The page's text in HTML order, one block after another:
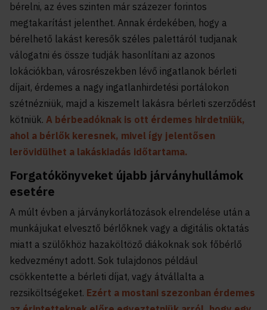
bérelni, az éves szinten már százezer forintos
megtakarítást jelenthet. Annak érdekében, hogy a
bérelhető lakást keresők széles palettáról tudjanak
válogatni és össze tudják hasonlítani az azonos
lokációkban, városrészekben lévő ingatlanok bérleti
díjait, érdemes a nagy ingatlanhirdetési portálokon
szétnézniük, majd a kiszemelt lakásra bérleti szerződést
kötniük. A bérbeadóknak is ott érdemes hirdetniük,
ahol a bérlők keresnek, mivel így jelentősen
lerövidülhet a lakáskiadás időtartama.
Forgatókönyveket újabb járványhullámok
esetére
A múlt évben a járványkorlátozások elrendelése után a
munkájukat elvesztő bérlőknek vagy a digitális oktatás
miatt a szülőkhöz hazaköltöző diákoknak sok főbérlő
kedvezményt adott. Sok tulajdonos például
csökkentette a bérleti díjat, vagy átvállalta a
rezsiköltségeket. Ezért a mostani szezonban érdemes